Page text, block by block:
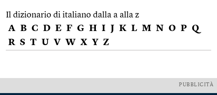
Il dizionario di italiano dalla a alla z
A B C D E F G H I J K L M N O P Q
R S T U V W X Y Z
PUBBLICITÀ